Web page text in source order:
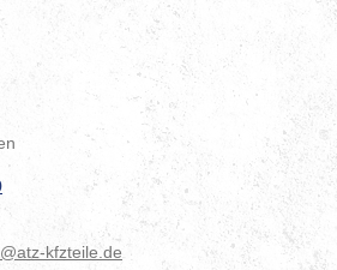
kfzteile.de